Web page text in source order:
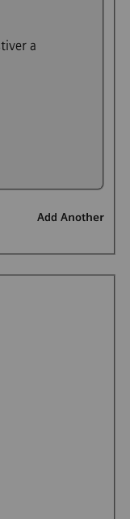
a
Add Another